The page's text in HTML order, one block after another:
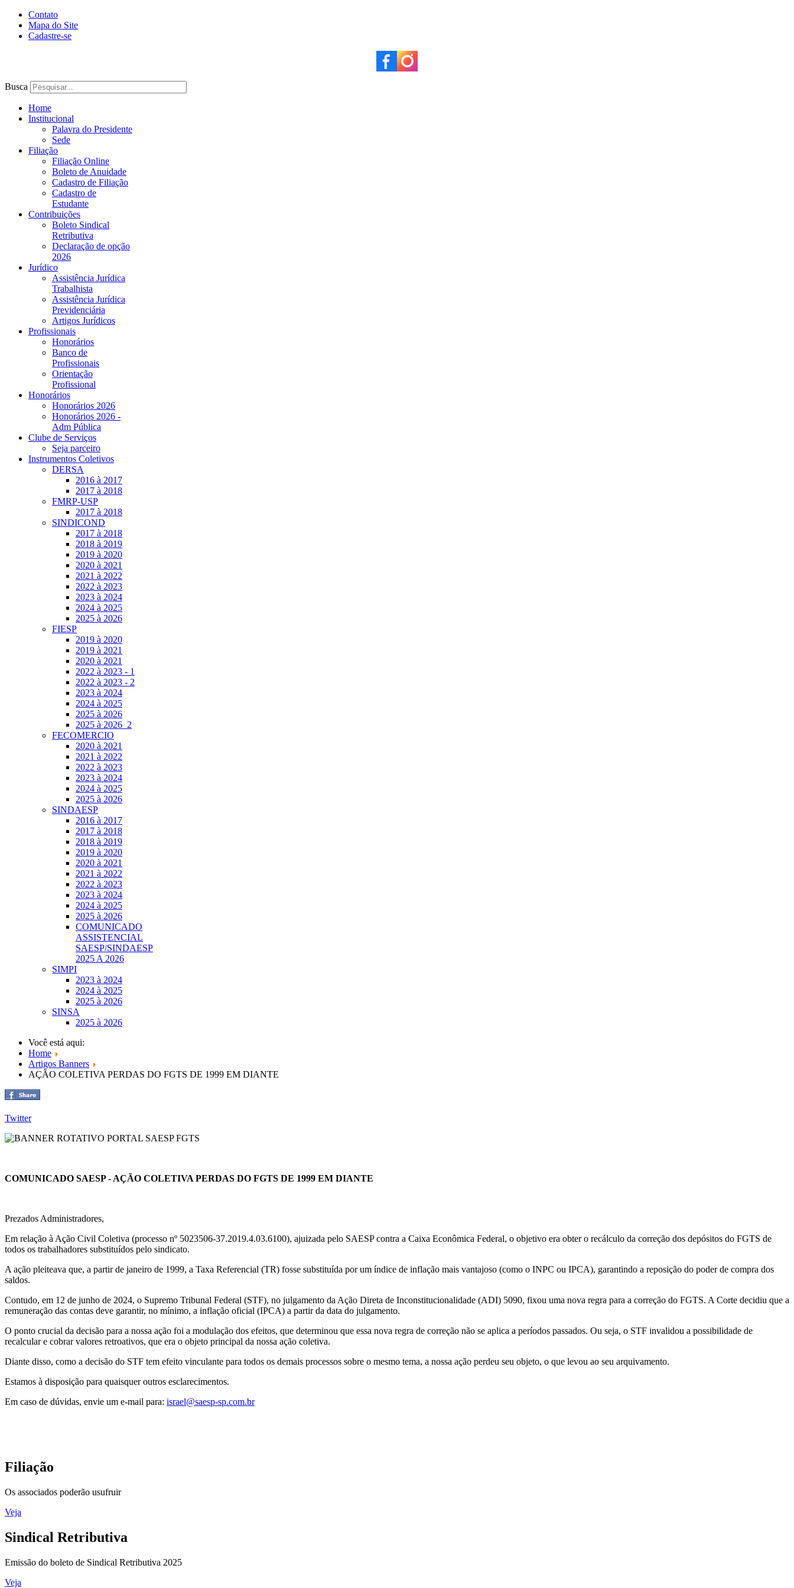
Contato
Mapa do Site
Cadastre-se
Busca
Home
Institucional
Palavra do Presidente
Sede
Filiação
Filiação Online
Boleto de Anuidade
Cadastro de Filiação
Cadastro de
Estudante
Contribuições
Boleto Sindical
Retributiva
Declaração de opção
2026
Jurídico
Assistência Jurídica
Trabalhista
Assistência Jurídica
Previdenciária
Artigos Jurídicos
Profissionais
Honorários
Banco de
Profissionais
Orientação
Profissional
Honorários
Honorários 2026
Honorários 2026 -
Adm Pública
Clube de Serviços
Seja parceiro
Instrumentos Coletivos
DERSA
2016 à 2017
2017 à 2018
FMRP-USP
2017 à 2018
SINDICOND
2017 à 2018
2018 à 2019
2019 à 2020
2020 à 2021
2021 à 2022
2022 à 2023
2023 à 2024
2024 à 2025
2025 à 2026
FIESP
2019 à 2020
2019 à 2021
2020 à 2021
2022 à 2023 - 1
2022 à 2023 - 2
2023 à 2024
2024 à 2025
2025 à 2026
2025 à 2026_2
FECOMERCIO
2020 à 2021
2021 à 2022
2022 à 2023
2023 à 2024
2024 à 2025
2025 à 2026
SINDAESP
2016 à 2017
2017 à 2018
2018 à 2019
2019 à 2020
2020 à 2021
2021 à 2022
2022 à 2023
2023 à 2024
2024 à 2025
2025 à 2026
COMUNICADO
ASSISTENCIAL
SAESP/SINDAESP
2025 A 2026
SIMPI
2023 à 2024
2024 à 2025
2025 à 2026
SINSA
2025 à 2026
Você está aqui:
Home
Artigos Banners
AÇÃO COLETIVA PERDAS DO FGTS DE 1999 EM DIANTE
Twitter
COMUNICADO SAESP - AÇÃO COLETIVA PERDAS DO FGTS DE 1999 EM DIANTE
Prezados Administradores,
Em relação à Ação Civil Coletiva (processo nº 5023506-37.2019.4.03.6100), ajuizada pelo SAESP contra a Caixa Econômica Federal, o objetivo era obter o recálculo da correção dos depósitos do FGTS de
todos os trabalhadores substituídos pelo sindicato.
A ação pleiteava que, a partir de janeiro de 1999, a Taxa Referencial (TR) fosse substituída por um índice de inflação mais vantajoso (como o INPC ou IPCA), garantindo a reposição do poder de compra dos
saldos.
Contudo, em 12 de junho de 2024, o Supremo Tribunal Federal (STF), no julgamento da Ação Direta de Inconstitucionalidade (ADI) 5090, fixou uma nova regra para a correção do FGTS. A Corte decidiu que a
remuneração das contas deve garantir, no mínimo, a inflação oficial (IPCA) a partir da data do julgamento.
O ponto crucial da decisão para a nossa ação foi a modulação dos efeitos, que determinou que essa nova regra de correção não se aplica a períodos passados. Ou seja, o STF invalidou a possibilidade de
recalcular e cobrar valores retroativos, que era o objeto principal da nossa ação coletiva.
Diante disso, como a decisão do STF tem efeito vinculante para todos os demais processos sobre o mesmo tema, a nossa ação perdeu seu objeto, o que levou ao seu arquivamento.
Estamos à disposição para quaisquer outros esclarecimentos.
Em caso de dúvidas, envie um e-mail para: israel@saesp-sp.com.br
Filiação
Os associados poderão usufruir
Veja
Sindical Retributiva
Emissão do boleto de Sindical Retributiva 2025
Veja